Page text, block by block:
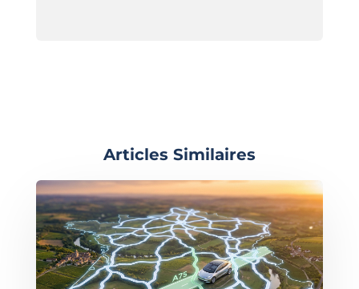
Articles Similaires